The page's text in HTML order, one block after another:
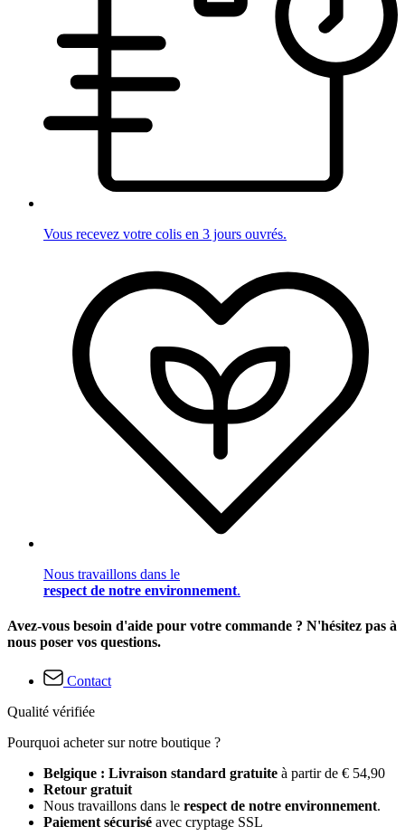
Vous recevez votre colis en 3 jours ouvrés.
Nous travaillons dans le
respect de notre environnement.
Avez-vous besoin d'aide pour votre commande ? N'hésitez pas à
nous poser vos questions.
Contact
Qualité vérifiée
Pourquoi acheter sur notre boutique ?
Belgique : Livraison standard gratuite à partir de € 54,90
Retour gratuit
Nous travaillons dans le respect de notre environnement.
Paiement sécurisé avec cryptage SSL